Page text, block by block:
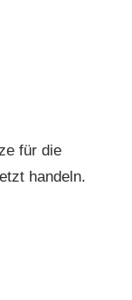
für die
handeln.